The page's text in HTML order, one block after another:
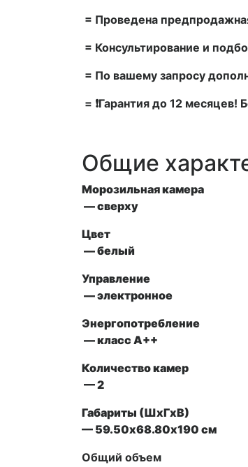
= Проведена
= Консультирование и
= По вашему запросу
= ❗Гарантия до 12
Общие
Морозильная камера
—сверху
Цвет
— белый
Управление
—электронное
Энергопотребление
— класс А++
Количество камер
— 2
Габариты (ШxГxВ)
— 59.50х68.80х190 см
Общий объем